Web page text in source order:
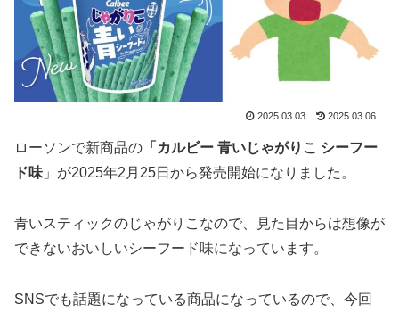
2025.03.03 2025.03.06
ローソンで新商品の 「カルビー 青いじゃがりこ シーフー
ド味 」が2025年2月25日から発売開始になりました。
青いスティックのじゃがりこなので、見た目からは想像が
できないおいしいシーフード味になっています。
SNSでも話題になっている商品になっているので、今回